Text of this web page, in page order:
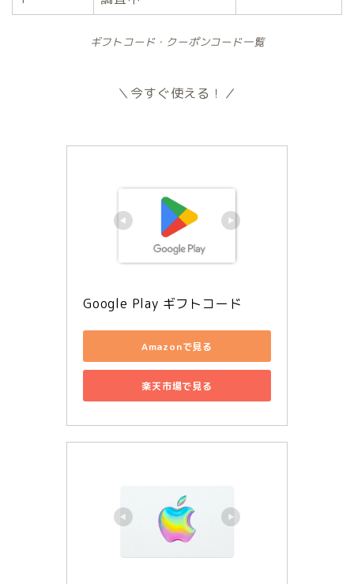
ギフトコード・クーポンコード一覧
＼今すぐ使える！／
Google Play ギフトコード
Amazonで見る
楽天市場で見る